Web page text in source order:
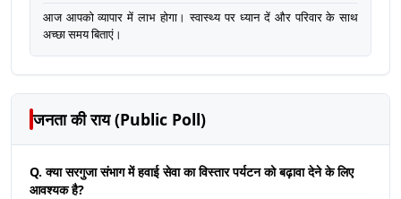
आज आपको व्यापार में लाभ होगा। स्वास्थ्य पर ध्यान दें और परिवार के साथ
अच्छा समय बिताएं।
जनता की राय (Public Poll)
Q. क्या सरगुजा संभाग में हवाई सेवा का विस्तार पर्यटन को बढ़ावा देने के लिए
आवश्यक है?